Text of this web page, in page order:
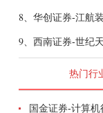
8、
9、
热门行
国金证券-计算